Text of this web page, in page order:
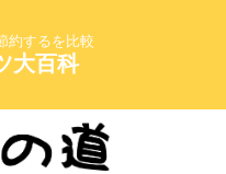
約するを比較
大百科